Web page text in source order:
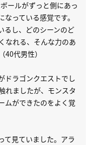
ールがずっと側にあっ
っている感覚です。
るし、どのシーンのど
なれる、そんな力のあ
代男性）
ドラゴンクエストでし
れましたが、モンスタ
ムができたのをよく覚
て見ていました。アラ